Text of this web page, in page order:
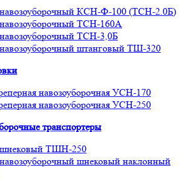
навозоуборочный КСН-Ф-100 (ТСН-2.0Б)
ТСН-160А
ТСН-3,0Б
штанговый ТШ-320
навозоуборочная УСН-170
навозоуборочная УСН-250
транспортеры
шнековый ТШН-250
шнековый наклонный